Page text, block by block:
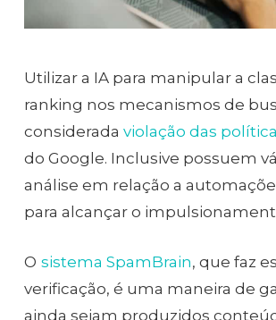
Utilizar a IA para manipular a
ranking nos mecanismos de
considerada violação das
do Google. Inclusive possuem
análise em relação a
para alcançar o
O sistema SpamBrain, que faz
verificação, é uma maneira de
ainda sejam produzidos